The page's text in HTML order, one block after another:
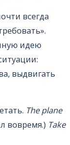
всегда
идею
выдвигать
The plane
вовремя.) Take